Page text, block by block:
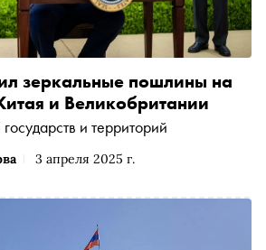
3 апреля 2025 г.
зеркальные пошлины на
и Великобритании
и территорий